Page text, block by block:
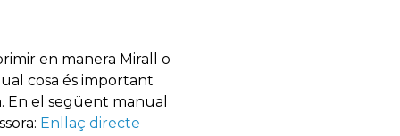
en manera Mirall o
cosa és important
En el següent manual
Enllaç directe